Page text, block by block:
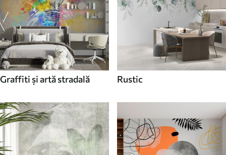
Graffiti și artă stradală Rustic